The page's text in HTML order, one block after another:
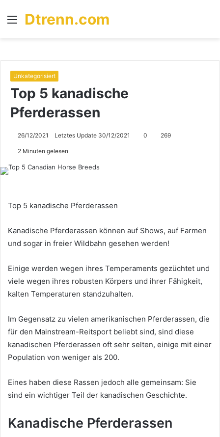
Menü
Dtrenn.com
Unkategorisiert
Top 5 kanadische
Pferderassen
26/12/2021 Letztes Update 30/12/2021 0 269
2 Minuten gelesen
Top 5 kanadische Pferderassen
Kanadische Pferderassen können auf Shows, auf Farmen
und sogar in freier Wildbahn gesehen werden!
Einige werden wegen ihres Temperaments gezüchtet und
viele wegen ihres robusten Körpers und ihrer Fähigkeit,
kalten Temperaturen standzuhalten.
Im Gegensatz zu vielen amerikanischen Pferderassen, die
für den Mainstream-Reitsport beliebt sind, sind diese
kanadischen Pferderassen oft sehr selten, einige mit einer
Population von weniger als 200.
Eines haben diese Rassen jedoch alle gemeinsam: Sie
sind ein wichtiger Teil der kanadischen Geschichte.
Kanadische Pferderassen